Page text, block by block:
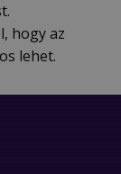
hogy az
lehet.